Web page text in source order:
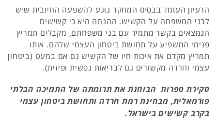
הרעיון העומד בבסיס המחקר נוגע להשפעה החיובית שיש
לבני המשפחה על הקשיש. ההנחה היא כי קשישים
הנמצאים בקשר מתמיד עם בני משפחתם, מקבלים תמריץ
פנימי המשפיע על תחושת ביטחון העצמי שלהם. אותו
תמריץ מקדם את איכות חיו של הקשיש גם אם במעט (ביטחון
עצמי וחרדה מקשורים גם לבריאות נפשית ופיזית).
סקירת ספרות הבוחנת את תרומתה של התמיכה הבלתי
פורמאלית, מבחינת רמת חרדה ותחושת ביטחון עצמי
בקרב קשישים בישראל.